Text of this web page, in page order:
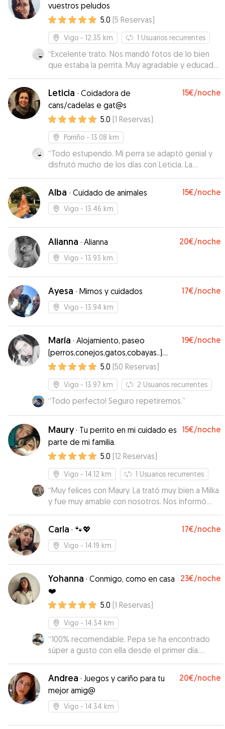
vuestros peludos
5.0 (5 Reservas)
Vigo - 12.35 km 1 Usuarios recurrentes
“Excelente trato. Nos mandó fotos de lo bien
que estaba la perrita. Muy agradable y educada.
Recomiendo”
Leticia · Coidadora de
cans/cadelas e gat@s
15€/noche
5.0 (1 Reservas)
Porriño - 13.08 km
“Todo estupendo. Mi perra se adaptó genial y
disfrutó mucho de los días con Leticia. La
cuidaron con muchísimo cariño, hasta el punto de
que no quería volver a casa, a pesar de todos
sus miedos y dificultades para estar con
desconocidos. Recibí muchas fotos durante la
seguro.”
Alba · Cuidado de animales 15€/noche
Vigo - 13.46 km
Alianna · Alianna 20€/noche
Vigo - 13.93 km
Ayesa · Mimos y cuidados 17€/noche
Vigo - 13.94 km
María · Alojamiento, paseo
(perros,conejos,gatos,cobayas..)
vigo
19€/noche
5.0 (50 Reservas)
Vigo - 13.97 km 2 Usuarios recurrentes
“Todo perfecto! Seguro repetiremos.”
Maury· Tu perrito en mi cuidado es
parte de mi familia.
15€/noche
5.0 (12 Reservas)
Vigo - 14.12 km 1 Usuarios recurrentes
“Muy felices con Maury. La trató muy bien a Milka
y fue muy amable con nosotros. Nos informó
todo lo que hizo Milka en nuestra ausencia y la
recibimos muy cuidada. Recomendable! ”
Carla · 🐾💖 17€/noche
Vigo - 14.19 km
Yohanna · Conmigo, como en casa
❤️
23€/noche
5.0 (1 Reservas)
Vigo - 14.34 km
“100% recomendable. Pepa se ha encontrado
súper a gusto con ella desde el primer día.
Ahora cada vez que nos acercamos a la zona de
su casa, va toda contenta hacia su portal. Te
envía fotos y vídeos de los paseos y trata con
mucho cariño a las mascotas. Repetiremos
seguro!”
Andrea · Juegos y cariño para tu
mejor amig@
20€/noche
Vigo - 14.34 km